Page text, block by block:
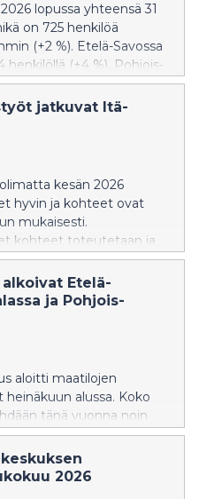
lopussa yhteensä 31
on 725 henkilöä
(+2 %). Etelä-Savossa
(+4 %), Pohjois-
ja Pohjois-Savossa 341
jatkuvat Itä-
kesän 2026
hyvin ja kohteet ovat
mukaisesti.
kohteet toteutetaan ja
ramppien ja pienten
Etelä-
ja Pohjois-
aloitti maatilojen
alussa. Koko
tänä vuonna noin
Karjalan ja Pohjois-
erillisiä
sekä seurataan
2026